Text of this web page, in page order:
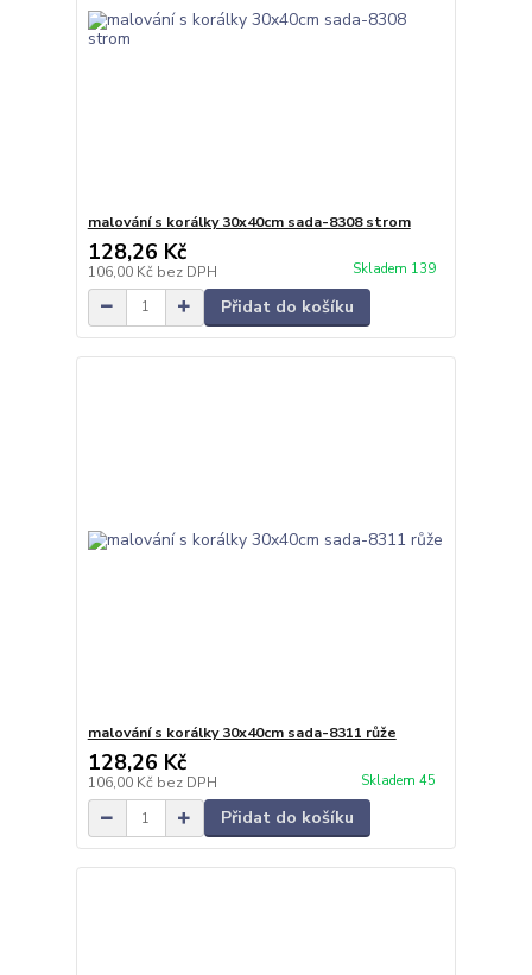
malování s korálky 30x40cm sada-8308 strom
128,26 Kč
106,00 Kč bez DPH Skladem 139
Přidat do košíku
malování s korálky 30x40cm sada-8311 růže
128,26 Kč
106,00 Kč bez DPH Skladem 45
Přidat do košíku